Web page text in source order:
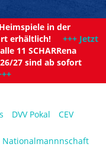
in der
erhältlich! +++ Jetzt
11 SCHARRena
27 sind ab sofort
DVV Pokal CEV
Nationalmannnschaft